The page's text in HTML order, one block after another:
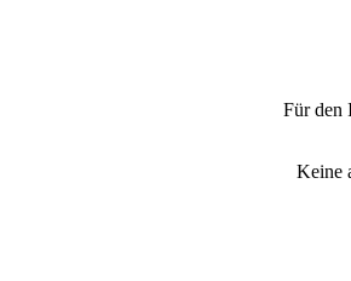
Für den
Keine